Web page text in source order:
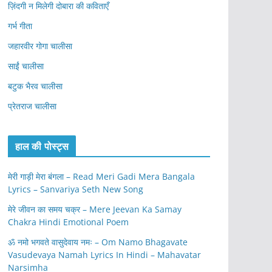
ज़िंदगी न मिलेगी दोबारा की कविताएँ
गर्भ गीता
जहारवीर गोगा चालीसा
साईं चालीसा
बटुक भैरव चालीसा
प्रेतराज चालीसा
हाल की पोस्ट्स
मेरी गाड़ी मेरा बंगला – Read Meri Gadi Mera Bangala
Lyrics – Sanvariya Seth New Song
मेरे जीवन का समय चक्र – Mere Jeevan Ka Samay
Chakra Hindi Emotional Poem
ॐ नमो भगवते वासुदेवाय नमः – Om Namo Bhagavate
Vasudevaya Namah Lyrics In Hindi – Mahavatar
Narsimha